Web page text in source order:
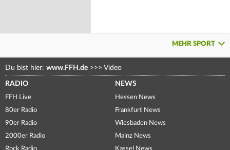
MEHR SPORT
Du bist hier: www.FFH.de >>> Video
RADIO
FFH Live
80er Radio
90er Radio
2000er Radio
Rock Radio
NEWS
Hessen News
Frankfurt News
Wiesbaden News
Mainz News
Kassel News